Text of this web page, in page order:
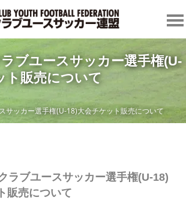
ブユースサッカー選手権(U-
ト販売について
サッカー選手権(U-18)大会チケット販売について
ラブユースサッカー選手権(U-18)
販売について